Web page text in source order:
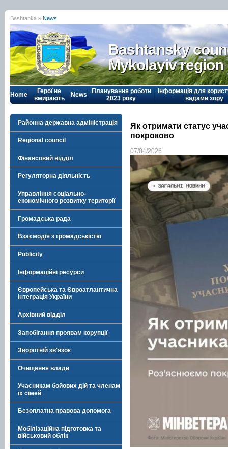
Bashtanka » News
Bashtansky
Mykolayiv region
Home
Герої не
вмирають
News
Планування роботи
2023 року
Інформація для
вадами зору
Районна державна адміністрація
Regional council
Фінансовий відділ
Регуляторна діяльність
Управління соціально-
економічного розвитку території
Громадська рада
Взаємодія з громадськістю
Publicity
Інформаційні ресурси
Європейська та Євроатлантична
інтеграція України
Архівний відділ
Запобігання проявам корупції
Зворотній зв'язок
Очищення влади
Учасникам бойових дій та членам
їх сімей
Безоплатна правова допомога
Мобілізаційна підготовка та
військовий облік
Як отримати статус
покроково
07/04/2026